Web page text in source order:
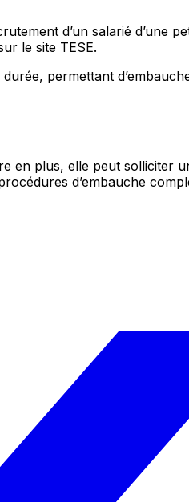
d’un salarié d’une
le site TESE.
durée, permettant
en plus, elle peut solliciter
d’embauche